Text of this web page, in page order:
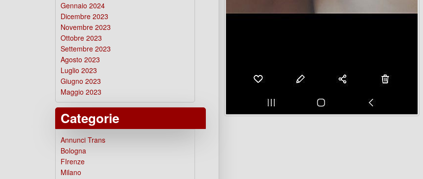
Gennaio 2024
Dicembre 2023
Novembre 2023
Ottobre 2023
Settembre 2023
Agosto 2023
Luglio 2023
Giugno 2023
Maggio 2023
Categorie
Annunci Trans
Bologna
FIrenze
Milano